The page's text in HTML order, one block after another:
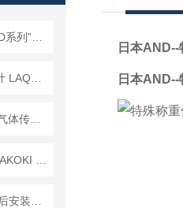
日本
日本